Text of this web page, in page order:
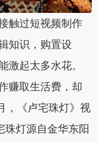
过短视频制作
知识，购置设
激起太多水花。
赚取生活费，却
，《卢宅珠灯》视
珠灯源自金华东阳